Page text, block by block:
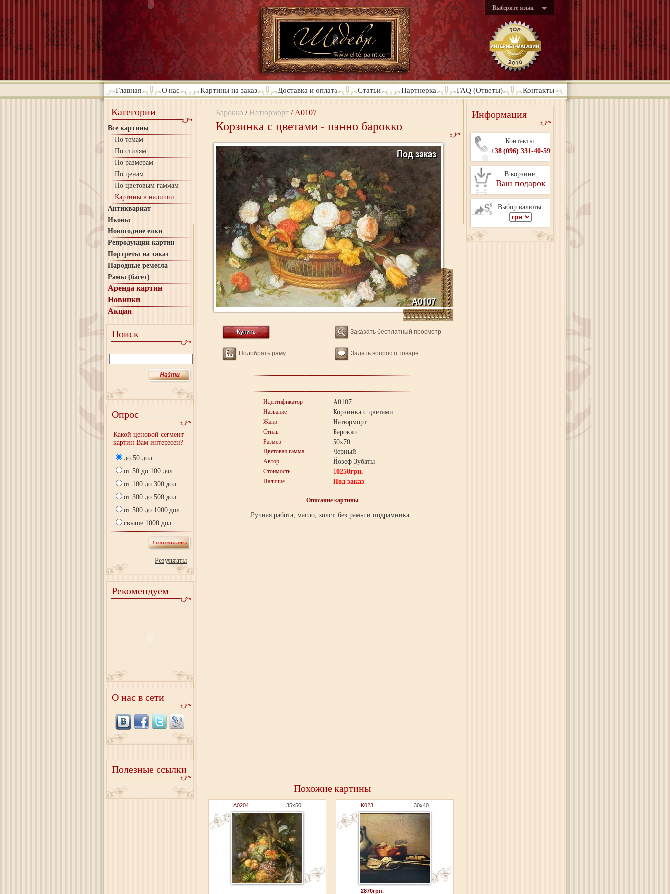
Выберите язык
Главная О нас Картины на заказ Доставка и оплата Статьи Партнерка FAQ (Ответы) Контакты
Категории
Все картины
По темам
По стилям
По размерам
По ценам
По цветовым гаммам
Картины в наличии
Антиквариат
Иконы
Новогодние елки
Репродукции картин
Портреты на заказ
Народные ремесла
Рамы (багет)
Аренда картин
Новинки
Акции
Поиск
Опрос
Какой ценовой сегмент
картин Вам интересен?
до 50 дол.
от 50 до 100 дол.
от 100 до 300 дол.
от 300 до 500 дол.
от 500 до 1000 дол.
свыше 1000 дол.
Результаты
Рекомендуем
О нас в сети
Полезные ссылки
Барокко / Натюрморт / A0107
Корзинка с цветами - панно барокко
Заказать бесплатный просмотр
Подобрать раму Задать вопрос о товаре
Идентификатор A0107
Название Корзинка с цветами
Жанр Натюрморт
Стиль Барокко
Размер 50x70
Цветовая гамма Черный
Автор Йозеф Зубаты
Стоимость 10250грн.
Наличие Под заказ
Описание картины
Ручная работа, масло, холст, без рамы и подрамника
Похожие картины
A0204 35x50 K023 30x40
2870грн.
Информация
Контакты:
+38 (096) 331-40-59
В корзине:
Ваш подарок
Выбор валюты: